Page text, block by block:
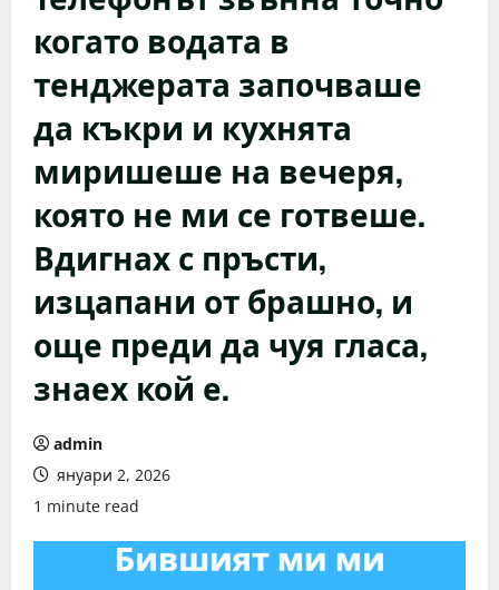
когато водата в
тенджерата започваше
да къкри и кухнята
миришеше на вечеря,
която не ми се готвеше.
Вдигнах с пръсти,
изцапани от брашно, и
още преди да чуя гласа,
знаех кой е.
admin
януари 2, 2026
1 minute read